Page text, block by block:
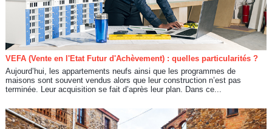
VEFA (Vente en l'Etat Futur d'Achèvement) : quelles particularités ?
Aujourd’hui, les appartements neufs ainsi que les programmes de
maisons sont souvent vendus alors que leur construction n’est pas
terminée. Leur acquisition se fait d’après leur plan. Dans ce...